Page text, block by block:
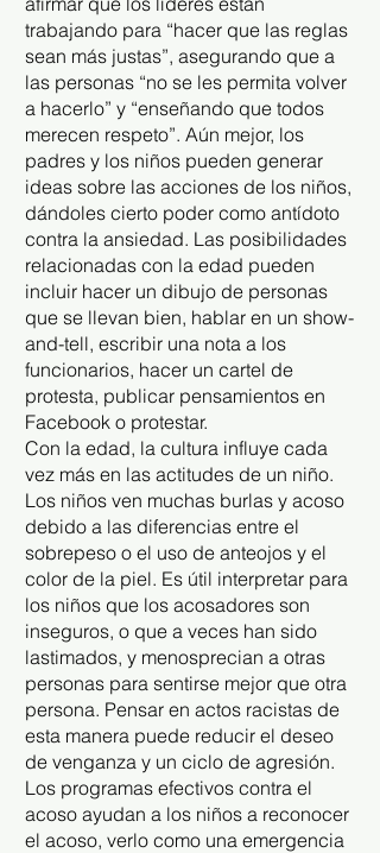
trabajando para “hacer que las reglas
sean más justas”, asegurando que a
las personas “no se les permita volver
a hacerlo” y “enseñando que todos
merecen respeto”. Aún mejor, los
padres y los niños pueden generar
ideas sobre las acciones de los niños,
dándoles cierto poder como antídoto
contra la ansiedad. Las posibilidades
relacionadas con la edad pueden
incluir hacer un dibujo de personas
que se llevan bien, hablar en un show-
and-tell, escribir una nota a los
funcionarios, hacer un cartel de
protesta, publicar pensamientos en
Facebook o protestar.
Con la edad, la cultura influye cada
vez más en las actitudes de un niño.
Los niños ven muchas burlas y acoso
debido a las diferencias entre el
sobrepeso o el uso de anteojos y el
color de la piel. Es útil interpretar para
los niños que los acosadores son
inseguros, o que a veces han sido
lastimados, y menosprecian a otras
personas para sentirse mejor que otra
persona. Pensar en actos racistas de
esta manera puede reducir el deseo
de venganza y un ciclo de agresión.
Los programas efectivos contra el
acoso ayudan a los niños a reconocer
el acoso, verlo como una emergencia